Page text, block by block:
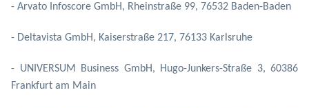
- Arvato Infoscore GmbH, Rheinstraße 99, 76532 Baden-Baden
- Deltavista GmbH, Kaiserstraße 217, 76133 Karlsruhe
- UNIVERSUM Business GmbH, Hugo-Junkers-Straße 3, 60386
Frankfurt am Main